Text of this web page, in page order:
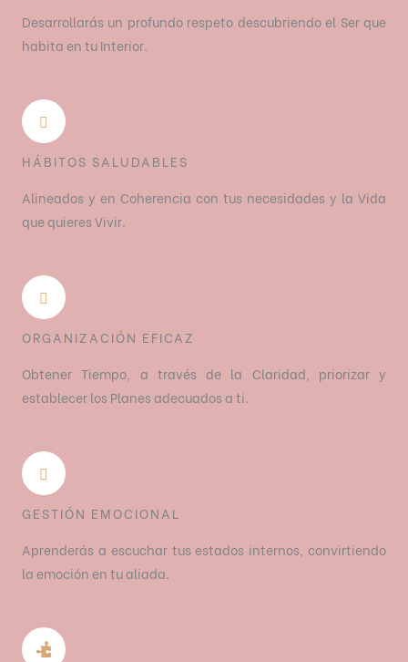
Desarrollarás un profundo respeto descubriendo el Ser que
habita en tu Interior.
HÁBITOS SALUDABLES
Alineados y en Coherencia con tus necesidades y la Vida
que quieres Vivir.
ORGANIZACIÓN EFICAZ
Obtener Tiempo, a través de la Claridad, priorizar y
establecer los Planes adecuados a ti.
GESTIÓN EMOCIONAL
Aprenderás a escuchar tus estados internos, convirtiendo
la emoción en tu aliada.